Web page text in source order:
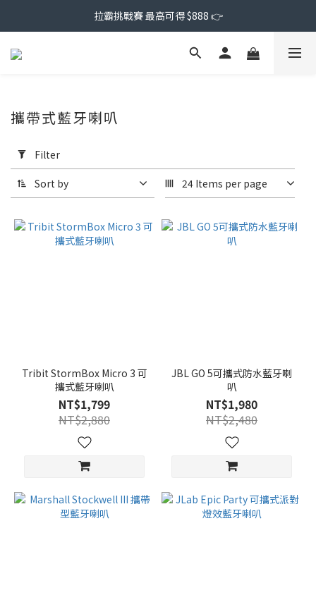
拉霸挑戰賽 最高可得 $888 👉
Filter
(0/20)
Range
攜帶式藍牙喇叭
Filter
Sort by 24 Items per page
Tribit StormBox Micro 3 可
攜式藍牙喇叭
NT$1,799
NT$2,880
JBL GO 5可攜式防水藍牙喇
叭
NT$1,980
NT$2,480